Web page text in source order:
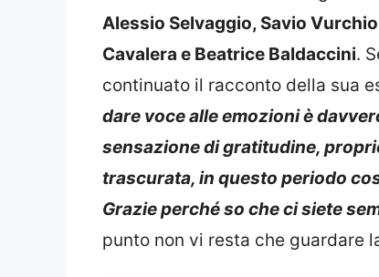
Alessio Selvaggio, Savio
Cavalera e Beatrice Baldaccini.
continuato il racconto della sua
dare voce alle emozioni è
sensazione di gratitudine,
trascurata, in questo periodo
Grazie perché so che ci siete
punto non vi resta che guardare